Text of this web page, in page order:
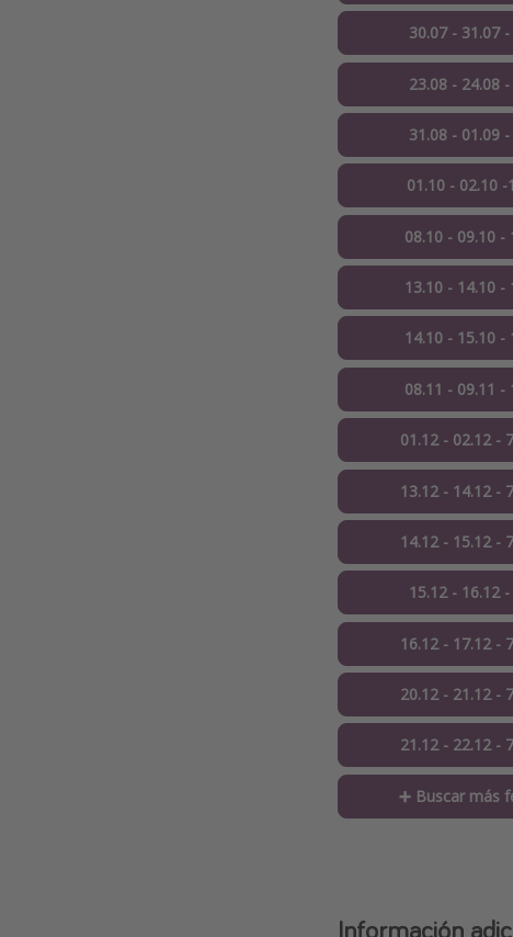
30.07 - 31.07
23.08 - 24.08
31.08 - 01.09
01.10 - 02.10 -
08.10 - 09.10 -
13.10 - 14.10 -
14.10 - 15.10 -
08.11 - 09.11 -
01.12 - 02.12 -
13.12 - 14.12 -
14.12 - 15.12 -
15.12 - 16.12
16.12 - 17.12 -
20.12 - 21.12 -
21.12 - 22.12 -
➕ Buscar más
Información